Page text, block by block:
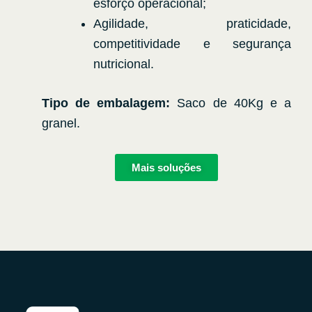
esforço operacional;
Agilidade, praticidade,
competitividade e segurança
nutricional.
Tipo de embalagem: Saco de 40Kg e a
granel.
Mais soluções